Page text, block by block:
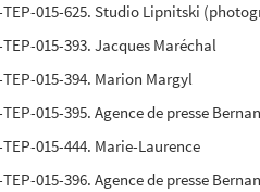
TEP-015-625. Studio Lipnitski
TEP-015-393. Jacques Maréchal
TEP-015-394. Marion Margyl
TEP-015-395. Agence de presse
TEP-015-444. Marie-Laurence
TEP-015-396. Agence de presse